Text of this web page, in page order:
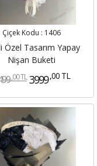
Çiçek Kodu : 1406
Özel Tasarım Yapay
Nişan Buketi
,00 TL 3999 ,00 TL